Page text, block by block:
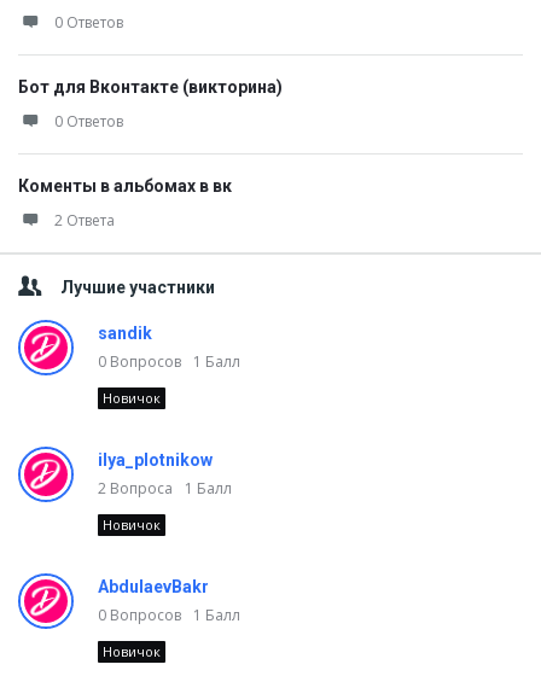
0 Ответов
Бот для Вконтакте (викторина)
0 Ответов
Коменты в альбомах в вк
2 Ответа
Лучшие участники
sandik
0 Вопросов 1 Балл
Новичок
ilya_plotnikow
2 Вопроса 1 Балл
Новичок
AbdulaevBakr
0 Вопросов 1 Балл
Новичок